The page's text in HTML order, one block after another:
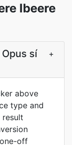
Ibeere
sí
+
above
type and
result
off